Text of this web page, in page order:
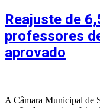
Reajuste de
professores
aprovado
A Câmara Municipal de